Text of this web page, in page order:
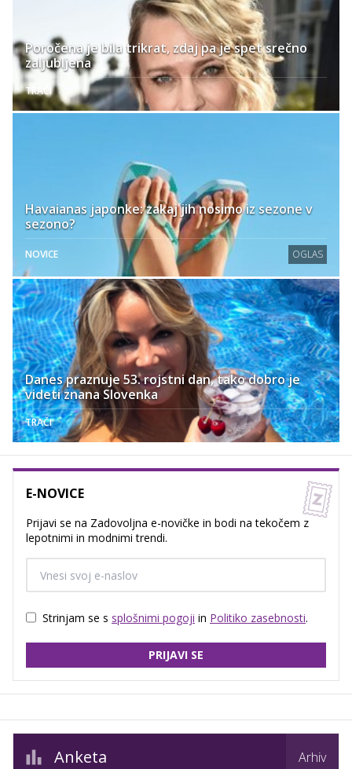
Poročena je bila trikrat, zdaj pa je spet srečno
zaljubljena
TRAČI
Havaianas japonke: zakaj jih nosimo iz sezone v
sezono?
NOVICE OGLAS
Danes praznuje 53. rojstni dan, tako dobro je
videti znana Slovenka
TRAČI
E-NOVICE
Prijavi se na Zadovoljna e-novičke in bodi na tekočem z
lepotnimi in modnimi trendi.
Strinjam se s splošnimi pogoji in Politiko zasebnosti.
PRIJAVI SE
Anketa Arhiv